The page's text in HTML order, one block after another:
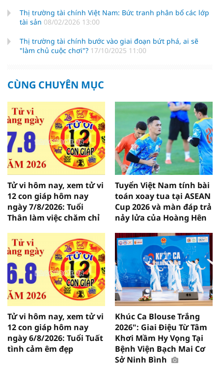
Thị trường tài chính Việt Nam: Bức tranh phân bổ các lớp
tài sản 08/02/2026 13:00
Thị trường tài chính bước vào giai đoạn bứt phá, ai sẽ
"làm chủ cuộc chơi"? 17/10/2025 11:00
CÙNG CHUYÊN MỤC
Tử vi hôm nay, xem tử vi
12 con giáp hôm nay
ngày 7/8/2026: Tuổi
Thân làm việc chăm chỉ
Tuyển Việt Nam tính bài
toán xoay tua tại ASEAN
Cup 2026 và màn đáp trả
nảy lửa của Hoàng Hên
Tử vi hôm nay, xem tử vi
12 con giáp hôm nay
ngày 6/8/2026: Tuổi Tuất
tình cảm êm đẹp
Khúc Ca Blouse Trắng
2026": Giai Điệu Từ Tâm
Khơi Mầm Hy Vọng Tại
Bệnh Viện Bạch Mai Cơ
Sở Ninh Bình